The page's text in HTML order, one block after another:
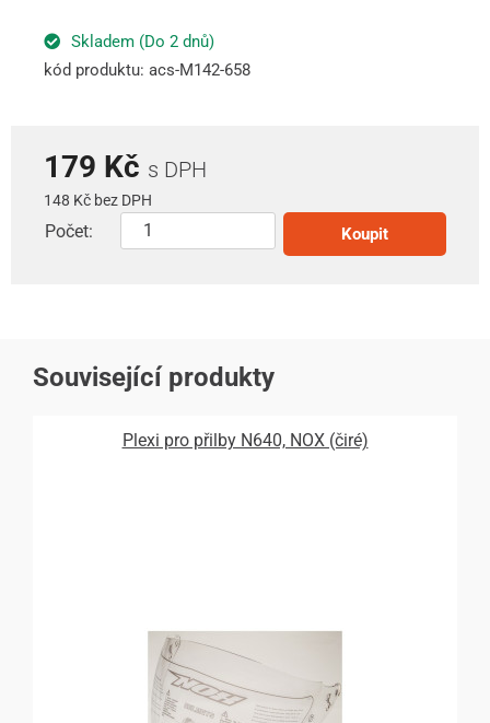
Skladem (Do 2 dnů)
kód produktu: acs-M142-658
179 Kč s DPH
148 Kč bez DPH
Počet: Koupit
Související produkty
Plexi pro přilby N640, NOX (čiré)